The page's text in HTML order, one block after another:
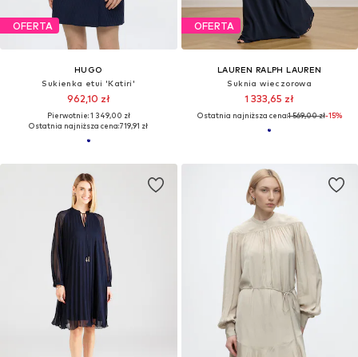
OFERTA
HUGO
Sukienka etui 'Katiri'
962,10 zł
Pierwotnie: 1 349,00 zł
Ostatnia najniższa cena:719,91 zł
OFERTA
LAUREN RALPH LAUREN
Suknia wieczorowa
1 333,65 zł
Ostatnia najniższa cena:1 569,00 zł-15%